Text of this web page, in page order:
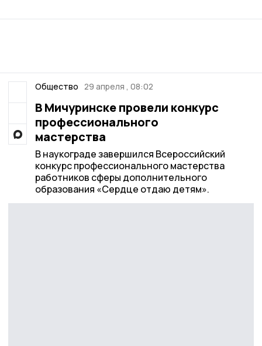
Общество 29 апреля , 08:02
В Мичуринске провели конкурс
профессионального
мастерства
В наукограде завершился Всероссийский
конкурс профессионального мастерства
работников сферы дополнительного
образования «Сердце отдаю детям».